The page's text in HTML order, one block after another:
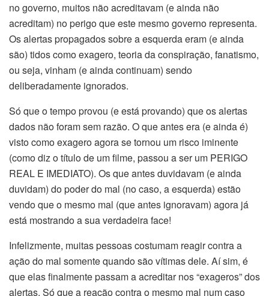
no governo, muitos não acreditavam (e ainda não
acreditam) no perigo que este mesmo governo representa.
Os alertas propagados sobre a esquerda eram (e ainda
são) tidos como exagero, teoria da conspiração, fanatismo,
ou seja, vinham (e ainda continuam) sendo
deliberadamente ignorados.
Só que o tempo provou (e está provando) que os alertas
dados não foram sem razão. O que antes era (e ainda é)
visto como exagero agora se tornou um risco iminente
(como diz o título de um filme, passou a ser um PERIGO
REAL E IMEDIATO). Os que antes duvidavam (e ainda
duvidam) do poder do mal (no caso, a esquerda) estão
vendo que o mesmo mal (que antes ignoravam) agora já
está mostrando a sua verdadeira face!
Infelizmente, muitas pessoas costumam reagir contra a
ação do mal somente quando são vítimas dele. Aí sim, é
que elas finalmente passam a acreditar nos “exageros” dos
alertas. Só que a reação contra o mesmo mal num caso